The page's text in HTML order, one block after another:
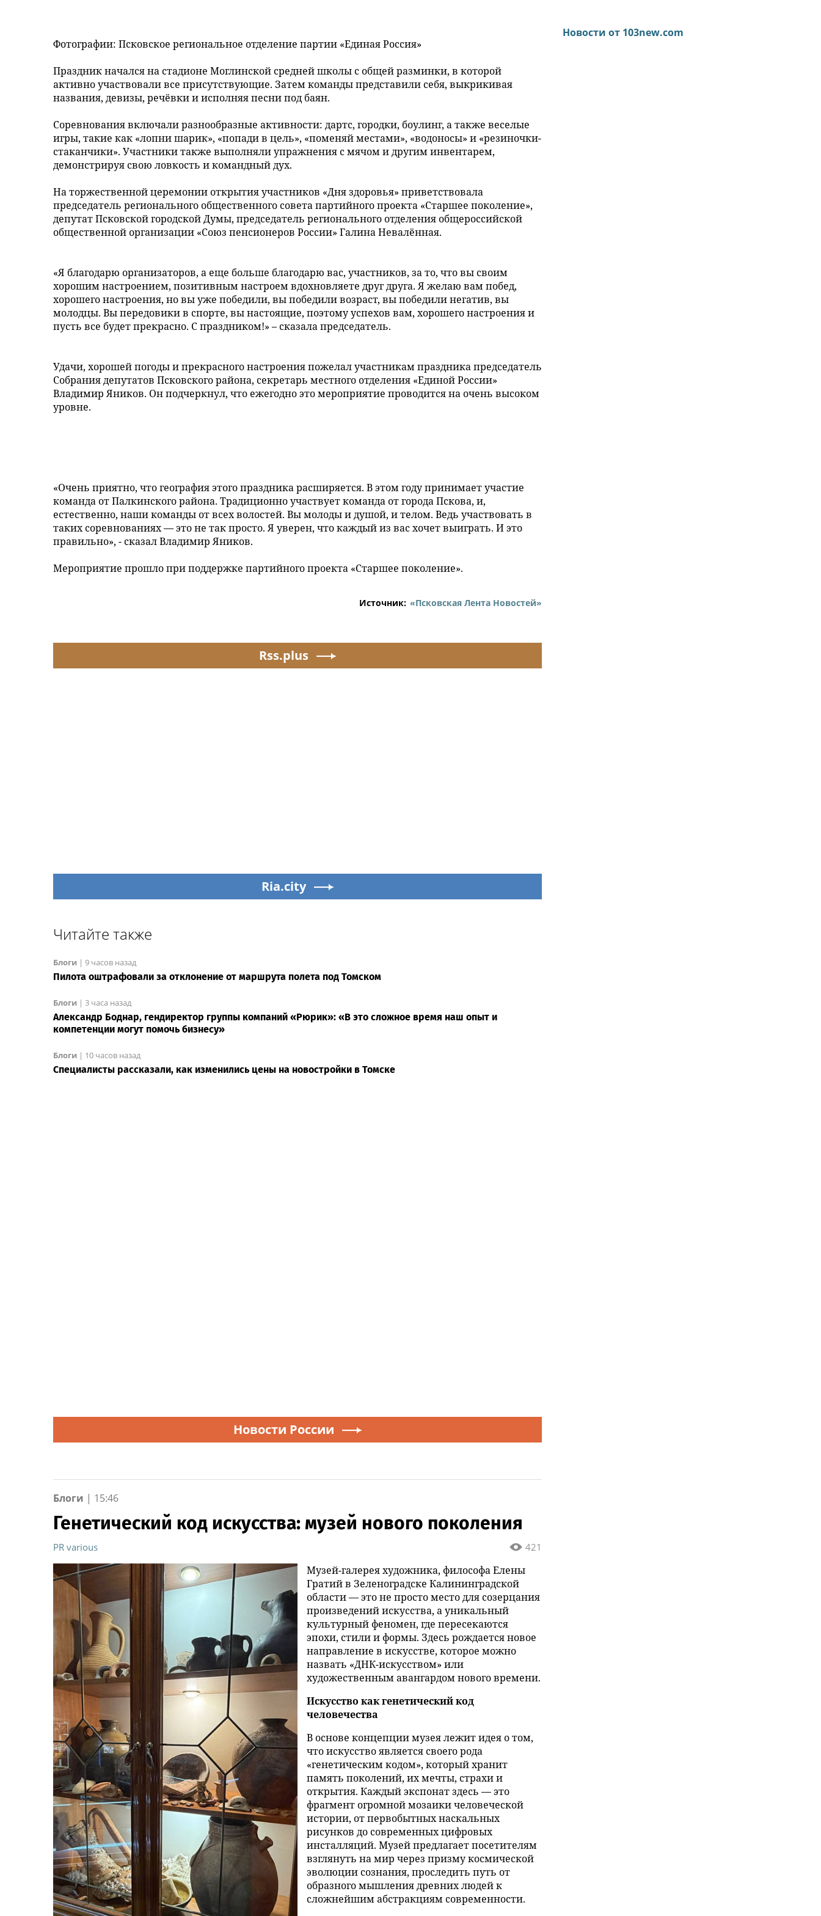
Фотографии: Псковское региональное отделение партии «Единая Россия»
Праздник начался на стадионе Моглинской средней школы с общей разминки, в которой
активно участвовали все присутствующие. Затем команды представили себя, выкрикивая
названия, девизы, речёвки и исполняя песни под баян.
Соревнования включали разнообразные активности: дартс, городки, боулинг, а также веселые
игры, такие как «лопни шарик», «попади в цель», «поменяй местами», «водоносы» и «резиночки-
стаканчики». Участники также выполняли упражнения с мячом и другим инвентарем,
демонстрируя свою ловкость и командный дух.
На торжественной церемонии открытия участников «Дня здоровья» приветствовала
председатель регионального общественного совета партийного проекта «Старшее поколение»,
депутат Псковской городской Думы, председатель регионального отделения общероссийской
общественной организации «Союз пенсионеров России» Галина Невалённая.
«Я благодарю организаторов, а еще больше благодарю вас, участников, за то, что вы своим
хорошим настроением, позитивным настроем вдохновляете друг друга. Я желаю вам побед,
хорошего настроения, но вы уже победили, вы победили возраст, вы победили негатив, вы
молодцы. Вы передовики в спорте, вы настоящие, поэтому успехов вам, хорошего настроения и
пусть все будет прекрасно. С праздником!» – сказала председатель.
Удачи, хорошей погоды и прекрасного настроения пожелал участникам праздника председатель
Собрания депутатов Псковского района, секретарь местного отделения «Единой России»
Владимир Яников. Он подчеркнул, что ежегодно это мероприятие проводится на очень высоком
уровне.
«Очень приятно, что география этого праздника расширяется. В этом году принимает участие
команда от Палкинского района. Традиционно участвует команда от города Пскова, и,
естественно, наши команды от всех волостей. Вы молоды и душой, и телом. Ведь участвовать в
таких соревнованиях — это не так просто. Я уверен, что каждый из вас хочет выиграть. И это
правильно», - сказал Владимир Яников.
Мероприятие прошло при поддержке партийного проекта «Старшее поколение».
Источник: «Псковская Лента Новостей»
Rss.plus
Ria.city
Читайте также
Блоги | 9 часов назад
Пилота оштрафовали за отклонение от маршрута полета под Томском
Блоги | 3 часа назад
Александр Боднар, гендиректор группы компаний «Рюрик»: «В это сложное время наш опыт и
компетенции могут помочь бизнесу»
Блоги | 10 часов назад
Специалисты рассказали, как изменились цены на новостройки в Томске
Новости России
Блоги | 15:46
Генетический код искусства: музей нового поколения
421
PR various
Музей-галерея художника, философа Елены
Гратий в Зеленоградске Калининградской
области — это не просто место для созерцания
произведений искусства, а уникальный
культурный феномен, где пересекаются
эпохи, стили и формы. Здесь рождается новое
направление в искусстве, которое можно
назвать «ДНК-искусством» или
художественным авангардом нового времени.
Искусство как генетический код
человечества
В основе концепции музея лежит идея о том,
что искусство является своего рода
«генетическим кодом», который хранит
память поколений, их мечты, страхи и
открытия. Каждый экспонат здесь — это
фрагмент огромной мозаики человеческой
истории, от первобытных наскальных
рисунков до современных цифровых
инсталляций. Музей предлагает посетителям
взглянуть на мир через призму космической
эволюции сознания, проследить путь от
образного мышления древних людей к
сложнейшим абстракциям современности.
Новости от 103new.com